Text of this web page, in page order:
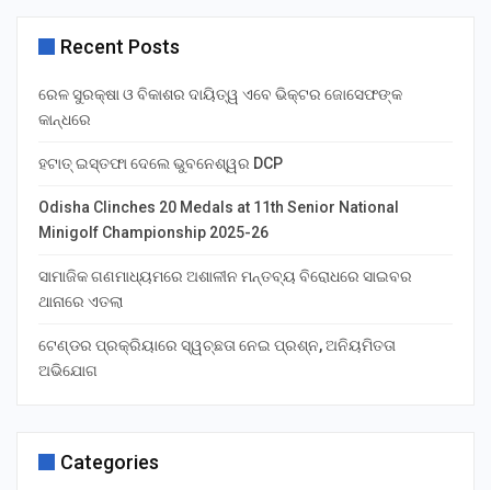
Recent Posts
ରେଳ ସୁରକ୍ଷା ଓ ବିକାଶର ଦାୟିତ୍ୱ ଏବେ ଭିକ୍ଟର ଜୋସେଫଙ୍କ
କାନ୍ଧରେ
ହଟାତ୍ ଇସ୍ତଫା ଦେଲେ ଭୁବନେଶ୍ୱର DCP
Odisha Clinches 20 Medals at 11th Senior National
Minigolf Championship 2025-26
ସାମାଜିକ ଗଣମାଧ୍ୟମରେ ଅଶାଳୀନ ମନ୍ତବ୍ୟ ବିରୋଧରେ ସାଇବର
ଥାନାରେ ଏତଲା
ଟେଣ୍ଡର ପ୍ରକ୍ରିୟାରେ ସ୍ୱଚ୍ଛତା ନେଇ ପ୍ରଶ୍ନ, ଅନିୟମିତତା
ଅଭିଯୋଗ
Categories